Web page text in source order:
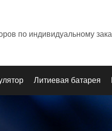
по индивидуальному
Литиевая батарея